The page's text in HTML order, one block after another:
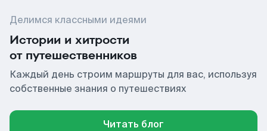
Делимся классными идеями
Истории и хитрости
от путешественников
Каждый день строим маршруты для вас, используя
собственные знания о путешествиях
Читать блог